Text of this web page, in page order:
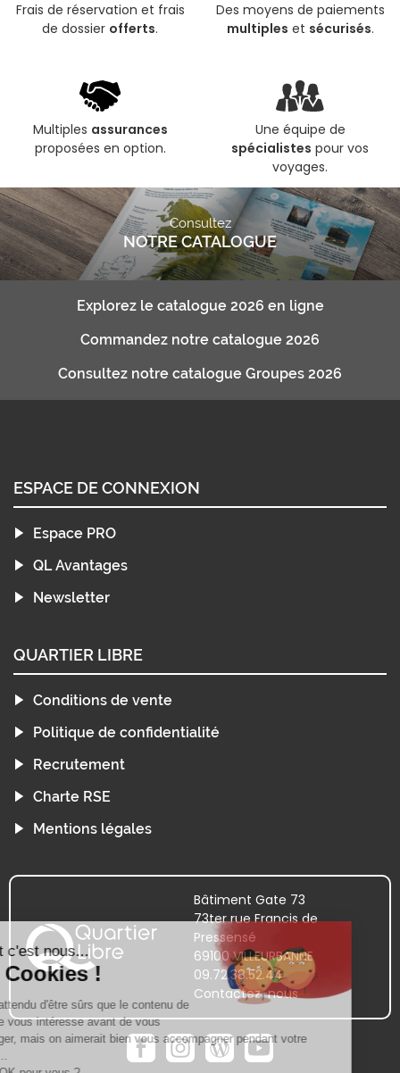
Frais de réservation et frais
de dossier offerts.
Des moyens de paiements
multiples et sécurisés.
Multiples assurances
proposées en option.
Une équipe de
spécialistes pour vos
voyages.
Consultez
NOTRE CATALOGUE
Explorez le catalogue 2026 en ligne
Commandez notre catalogue 2026
Consultez notre catalogue Groupes 2026
ESPACE DE CONNEXION
Espace PRO
QL Avantages
Newsletter
QUARTIER LIBRE
Conditions de vente
Politique de confidentialité
Recrutement
Charte RSE
Mentions légales
Bâtiment Gate 73
73ter rue Francis de
Pressensé
69100 VILLEURBANNE
09.72.38.52.44
Contactez-nous